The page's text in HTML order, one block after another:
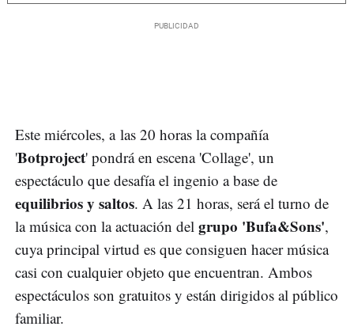
Este miércoles, a las 20 horas la compañía
'Botproject' pondrá en escena 'Collage', un
espectáculo que desafía el ingenio a base de
equilibrios y saltos. A las 21 horas, será el turno de
la música con la actuación del grupo 'Bufa&Sons',
cuya principal virtud es que consiguen hacer música
casi con cualquier objeto que encuentran. Ambos
espectáculos son gratuitos y están dirigidos al público
familiar.